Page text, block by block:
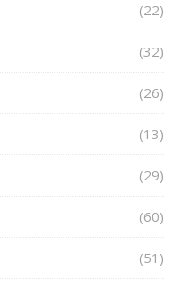
(22)
(32)
(26)
(13)
(29)
(60)
(51)